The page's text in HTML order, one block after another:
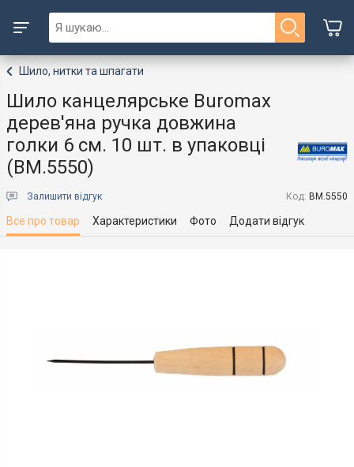
Шило, нитки та шпагати
Шило канцелярське Buromax
дерев'яна ручка довжина
голки 6 см. 10 шт. в упаковці
(BM.5550)
Залишити відгук Код: BM.5550
Все про товар Характеристики Фото Додати відгук